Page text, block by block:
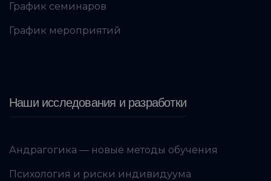
График семинаров
График мероприятий
Наши исследования и разработки
Андрагогика — новые методы обучения
Психология и риски индивидуума